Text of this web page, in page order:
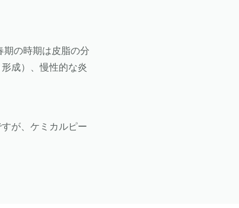
期の時期は皮脂の分
成）、慢性的な炎
が、ケミカルピー